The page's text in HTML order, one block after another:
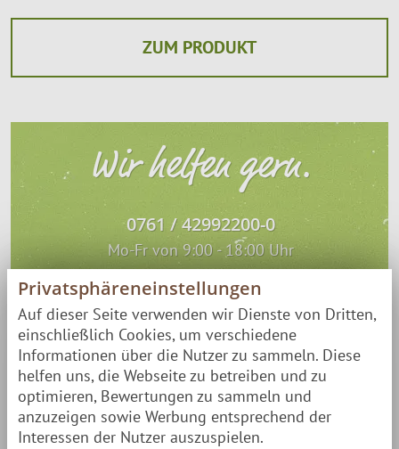
ZUM PRODUKT
Wir helfen gern.
0761 / 42992200-0
Mo-Fr von 9:00 - 18:00 Uhr
info@finnwerk.de|Direktkontakt
Privatsphäreneinstellungen
Auf dieser Seite verwenden wir Dienste von Dritten,
einschließlich Cookies, um verschiedene
Informationen über die Nutzer zu sammeln. Diese
helfen uns, die Webseite zu betreiben und zu
optimieren, Bewertungen zu sammeln und
anzuzeigen sowie Werbung entsprechend der
Interessen der Nutzer auszuspielen.